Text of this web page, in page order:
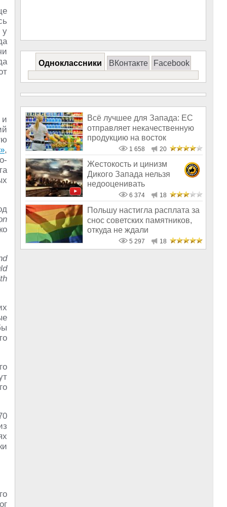
у
,
Одноклассники ВКонтакте Facebook
Всё лучшее для Запада: ЕС
отправляет некачественную
продукцию на восток
1 658 20
Жестокость и цинизм
Дикого Запада нельзя
недооценивать
6 374 18
Польшу настигла расплата за
снос советских памятников,
откуда не ждали
5 297 18